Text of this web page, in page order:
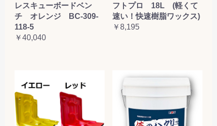
レスキューボードベン
チ オレンジ BC-309-
118-5
￥40,040
フトプロ 18L (軽くて
速い！快速樹脂ワックス)
￥8,195